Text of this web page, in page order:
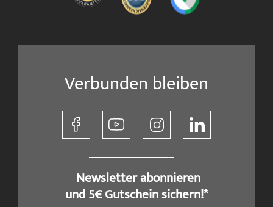
Verbunden bleiben
​ Newsletter abonnieren
und 5€ Gutschein sichern!*